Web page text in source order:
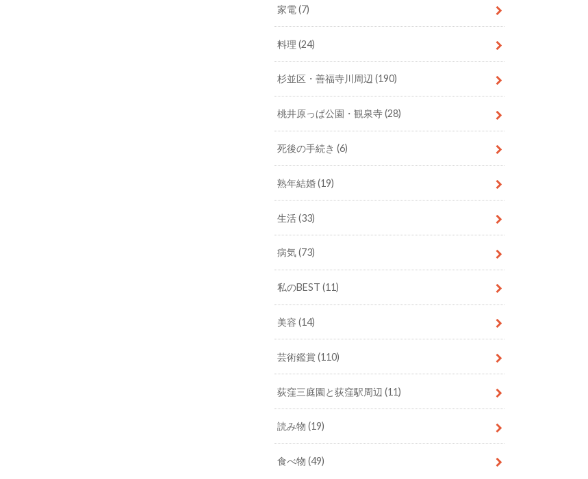
家電(7)
料理(24)
杉並区・善福寺川周辺(190)
桃井原っぱ公園・観泉寺(28)
死後の手続き(6)
熟年結婚(19)
生活(33)
病気(73)
私のBEST(11)
美容(14)
芸術鑑賞(110)
荻窪三庭園と荻窪駅周辺(11)
読み物(19)
食べ物(49)